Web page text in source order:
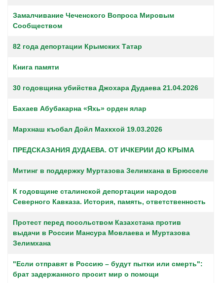
Замалчивание Чеченского Вопроса Мировым
Сообществом
82 года депортации Крымских Татар
Книга памяти
30 годовщина убийства Джохара Дудаева 21.04.2026
Бахаев Абубакарна «Яхь» орден ялар
Мархнаш къобал Дойл Махкхой 19.03.2026
ПРЕДСКАЗАНИЯ ДУДАЕВА. ОТ ИЧКЕРИИ ДО КРЫМА
Митинг в поддержку Муртазова Зелимхана в Брюсселе
К годовщине сталинской депортации народов
Северного Кавказа. История, память, ответственность
Протест перед посольством Казахстана против
выдачи в России Мансура Мовлаева и Муртазова
Зелимхана
"Если отправят в Россию – будут пытки или смерть":
брат задержанного просит мир о помощи